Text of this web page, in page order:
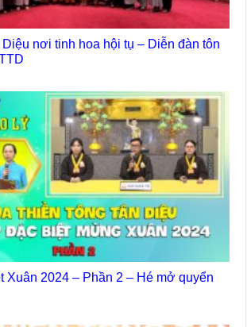
nơi tinh hoa hội tụ – Diễn đàn tôn
Xuân 2024 – Phần 2 – Hé mở quyển